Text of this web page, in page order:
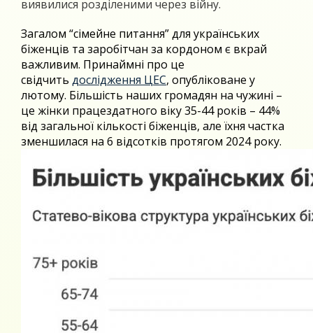
виявилися розділеними через війну.
Загалом “сімейне питання” для українських
біженців та заробітчан за кордоном є вкрай
важливим. Принаймні про це
свідчить дослідження ЦЕС, опубліковане у
лютому. Більшість наших громадян на чужині –
це жінки працездатного віку 35-44 років – 44%
від загальної кількості біженців, але їхня частка
зменшилася на 6 відсотків протягом 2024 року.